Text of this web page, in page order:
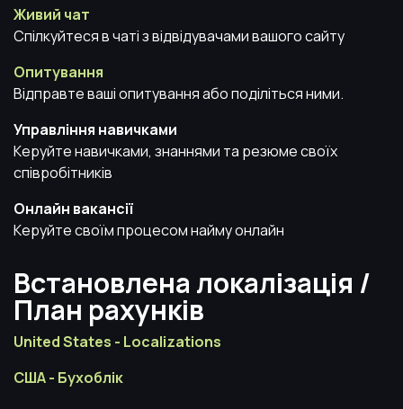
Живий чат
Спілкуйтеся в чаті з відвідувачами вашого сайту
Опитування
Відправте ваші опитування або поділіться ними.
Управління навичками
Керуйте навичками, знаннями та резюме своїх
співробітників
Онлайн вакансії
Керуйте своїм процесом найму онлайн
Встановлена локалізація /
План рахунків
United States - Localizations
США - Бухоблік